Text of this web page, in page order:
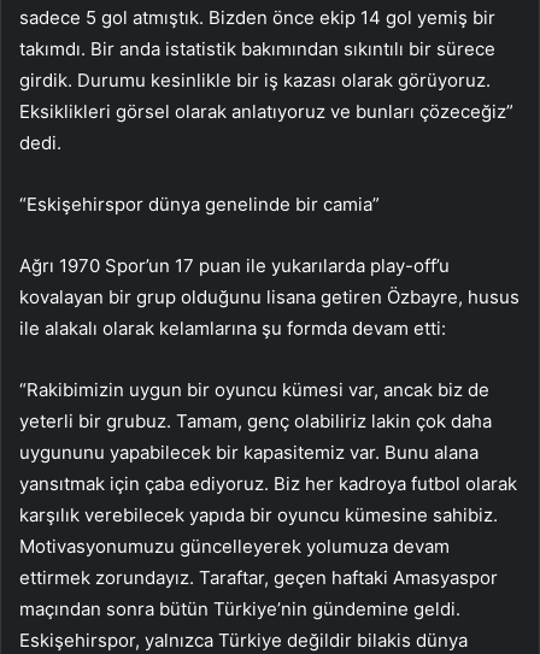
sadece 5 gol atmıştık. Bizden önce ekip 14 gol yemiş bir
takımdı. Bir anda istatistik bakımından sıkıntılı bir sürece
girdik. Durumu kesinlikle bir iş kazası olarak görüyoruz.
Eksiklikleri görsel olarak anlatıyoruz ve bunları çözeceğiz”
dedi.
“Eskişehirspor dünya genelinde bir camia”
Ağrı 1970 Spor’un 17 puan ile yukarılarda play-off’u
kovalayan bir grup olduğunu lisana getiren Özbayre, husus
ile alakalı olarak kelamlarına şu formda devam etti:
“Rakibimizin uygun bir oyuncu kümesi var, ancak biz de
yeterli bir grubuz. Tamam, genç olabiliriz lakin çok daha
uygununu yapabilecek bir kapasitemiz var. Bunu alana
yansıtmak için çaba ediyoruz. Biz her kadroya futbol olarak
karşılık verebilecek yapıda bir oyuncu kümesine sahibiz.
Motivasyonumuzu güncelleyerek yolumuza devam
ettirmek zorundayız. Taraftar, geçen haftaki Amasyaspor
maçından sonra bütün Türkiye’nin gündemine geldi.
Eskişehirspor, yalnızca Türkiye değildir bilakis dünya